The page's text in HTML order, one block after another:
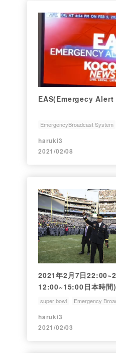
EAS(Emergecy Alert
EmergencyBroadcast System
President Trump
haruki3
2021/02/08
2021年2月7日
12:00~15:00日本時間
ンプ大統領TV登場？
start after Super
President Trump
super bowl Emergency
President Trump
haruki3
2021/02/03